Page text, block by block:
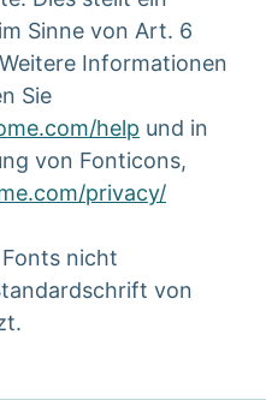
Sinne von Art. 6
Informationen
Sie
help und in
von Fonticons,
privacy/
nicht
von